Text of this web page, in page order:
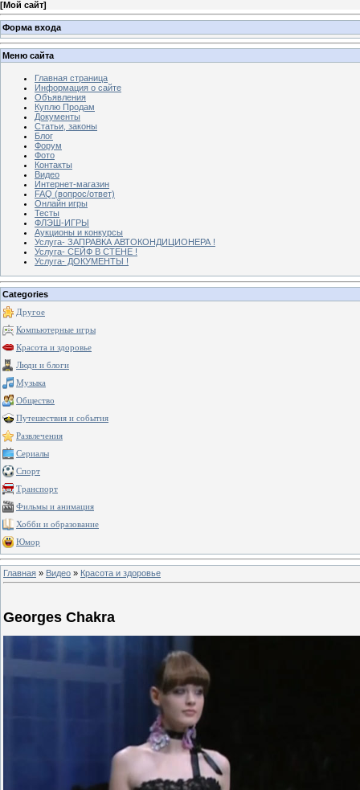
[Мой сайт]
Форма входа
Меню сайта
Главная страница
Информация о сайте
Объявления
Куплю Продам
Документы
Статьи, законы
Блог
Форум
Фото
Контакты
Видео
Интернет-магазин
FAQ (вопрос/ответ)
Онлайн игры
Тесты
ФЛЭШ-ИГРЫ
Аукционы и конкурсы
Услуга- ЗАПРАВКА АВТОКОНДИЦИОНЕРА !
Услуга- СЕЙФ В СТЕНЕ !
Услуга- ДОКУМЕНТЫ !
Categories
Другое
Компьютерные игры
Красота и здоровье
Люди и блоги
Музыка
Общество
Путешествия и события
Развлечения
Сериалы
Спорт
Транспорт
Фильмы и анимация
Хобби и образование
Юмор
Главная » Видео » Красота и здоровье
Georges Chakra